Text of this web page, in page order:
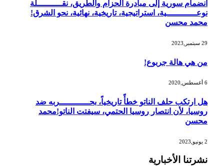
انضمام سورية إلى مبادرة الحزام والطريق، نقــــــــــلة
نوعــــــــــــية، استراتيجية، تاريخية، نهائية، نحو الشرق!
محمد محسن
29 سبتمبر,2023
من هي هالة جربوع!
هل ارتكب حلف الناتو خطأً تاريخياً، بحــــــــــــربه ضد
روسيا، لأن انتصار روسيا الحتمي، سيفتت الناتو!محمد
محسن
نشرتنا الأخبارية